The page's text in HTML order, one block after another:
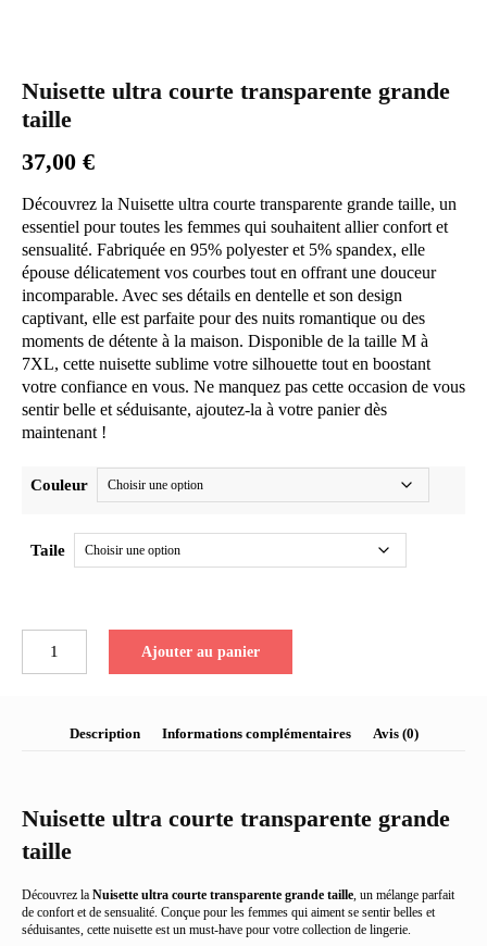
Nuisette ultra courte transparente grande
taille
37,00 €
Découvrez la Nuisette ultra courte transparente grande taille, un
essentiel pour toutes les femmes qui souhaitent allier confort et
sensualité. Fabriquée en 95% polyester et 5% spandex, elle
épouse délicatement vos courbes tout en offrant une douceur
incomparable. Avec ses détails en dentelle et son design
captivant, elle est parfaite pour des nuits romantique ou des
moments de détente à la maison. Disponible de la taille M à
7XL, cette nuisette sublime votre silhouette tout en boostant
votre confiance en vous. Ne manquez pas cette occasion de vous
sentir belle et séduisante, ajoutez-la à votre panier dès
maintenant !
Couleur
Taile
Ajouter au panier
Description Informations complémentaires Avis (0)
Nuisette ultra courte transparente grande
taille
Découvrez la Nuisette ultra courte transparente grande taille, un mélange parfait
de confort et de sensualité. Conçue pour les femmes qui aiment se sentir belles et
séduisantes, cette nuisette est un must-have pour votre collection de lingerie.